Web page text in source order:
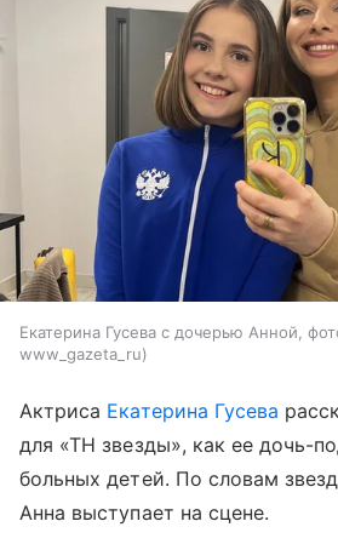
Екатерина Гусева с дочерью Анной,
www_gazeta_ru
Актриса Екатерина Гусева
для «ТН звезды», как ее дочь-
больных детей. По словам
Анна выступает на сцене.